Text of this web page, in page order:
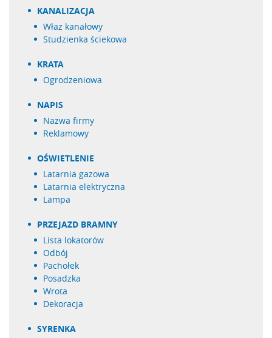
KANALIZACJA
właz kanałowy
studzienka ściekowa
KRATA
ogrodzeniowa
NAPIS
nazwa firmy
reklamowy
OŚWIETLENIE
latarnia gazowa
latarnia elektryczna
lampa
PRZEJAZD BRAMNY
lista lokatorów
odbój
pachołek
posadzka
wrota
dekoracja
SYRENKA